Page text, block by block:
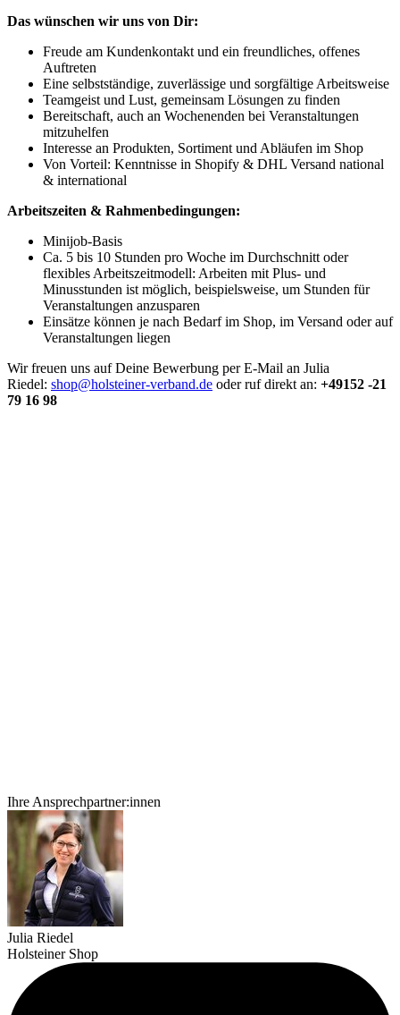
Das wünschen wir uns von Dir:
Freude am Kundenkontakt und ein freundliches, offenes
Auftreten
Eine selbstständige, zuverlässige und sorgfältige Arbeitsweise
Teamgeist und Lust, gemeinsam Lösungen zu finden
Bereitschaft, auch an Wochenenden bei Veranstaltungen
mitzuhelfen
Interesse an Produkten, Sortiment und Abläufen im Shop
Von Vorteil: Kenntnisse in Shopify & DHL Versand national
& international
Arbeitszeiten & Rahmenbedingungen:
Minijob-Basis
Ca. 5 bis 10 Stunden pro Woche im Durchschnitt oder
flexibles Arbeitszeitmodell: Arbeiten mit Plus- und
Minusstunden ist möglich, beispielsweise, um Stunden für
Veranstaltungen anzusparen
Einsätze können je nach Bedarf im Shop, im Versand oder auf
Veranstaltungen liegen
Wir freuen uns auf Deine Bewerbung per E-Mail an Julia
Riedel: shop@holsteiner-verband.de oder ruf direkt an: +49152 -21
79 16 98
Ihre Ansprechpartner:innen
Julia Riedel
Holsteiner Shop